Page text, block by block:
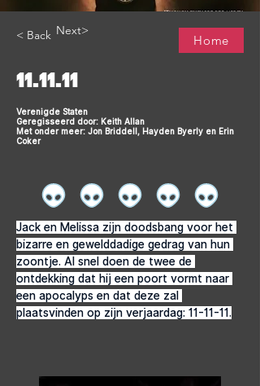
< Back Next>
Home
11.11.11
Verenigde Staten
Geregisseerd door: Keith Allan
Met onder meer: Jon Briddell, Hayden Byerly en Erin
Coker
Jack en Melissa zijn doodsbang voor het
bizarre en gewelddadige gedrag van hun
zoontje. Al snel doen de twee de
ontdekking dat hij een poort vormt naar
een apocalyps en dat deze zal
plaatsvinden op zijn verjaardag: 11-11-11.